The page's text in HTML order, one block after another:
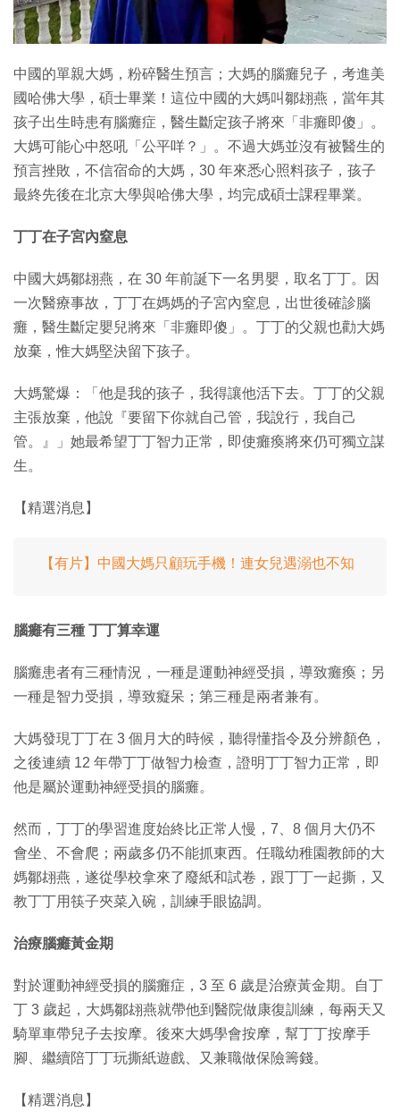
中國的單親大媽，粉碎醫生預言；大媽的腦癱兒子，考進美
國哈佛大學，碩士畢業！這位中國的大媽叫鄒翃燕，當年其
孩子出生時患有腦癱症，醫生斷定孩子將來「非癱即傻」。
大媽可能心中怒吼「公平咩？」。不過大媽並沒有被醫生的
預言挫敗，不信宿命的大媽，30 年來悉心照料孩子，孩子
最終先後在北京大學與哈佛大學，均完成碩士課程畢業。
丁丁在子宮內窒息
中國大媽鄒翃燕，在 30 年前誕下一名男嬰，取名丁丁。因
一次醫療事故，丁丁在媽媽的子宮內窒息，出世後確診腦
癱，醫生斷定嬰兒將來「非癱即傻」。丁丁的父親也勸大媽
放棄，惟大媽堅決留下孩子。
大媽驚爆：「他是我的孩子，我得讓他活下去。丁丁的父親
主張放棄，他說『要留下你就自己管，我說行，我自己
管。』」她最希望丁丁智力正常，即使癱瘓將來仍可獨立謀
生。
【精選消息】
【有片】中國大媽只顧玩手機！連女兒遇溺也不知
腦癱有三種 丁丁算幸運
腦癱患者有三種情況，一種是運動神經受損，導致癱瘓；另
一種是智力受損，導致癡呆；第三種是兩者兼有。
大媽發現丁丁在 3 個月大的時候，聽得懂指令及分辨顏色，
之後連續 12 年帶丁丁做智力檢查，證明丁丁智力正常，即
他是屬於運動神經受損的腦癱。
然而，丁丁的學習進度始終比正常人慢，7、8 個月大仍不
會坐、不會爬；兩歲多仍不能抓東西。任職幼稚園教師的大
媽鄒翃燕，遂從學校拿來了廢紙和試卷，跟丁丁一起撕，又
教丁丁用筷子夾菜入碗，訓練手眼協調。
治療腦癱黃金期
對於運動神經受損的腦癱症，3 至 6 歲是治療黃金期。自丁
丁 3 歲起，大媽鄒翃燕就帶他到醫院做康復訓練，每兩天又
騎單車帶兒子去按摩。後來大媽學會按摩，幫丁丁按摩手
腳、繼續陪丁丁玩撕紙遊戲、又兼職做保險籌錢。
【精選消息】